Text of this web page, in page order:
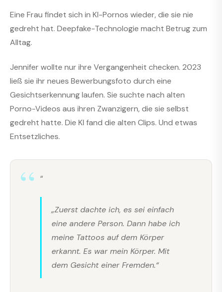
Eine Frau findet sich in KI-Pornos wieder, die sie nie
gedreht hat. Deepfake-Technologie macht Betrug zum
Alltag.
Jennifer wollte nur ihre Vergangenheit checken. 2023
ließ sie ihr neues Bewerbungsfoto durch eine
Gesichtserkennung laufen. Sie suchte nach alten
Porno-Videos aus ihren Zwanzigern, die sie selbst
gedreht hatte. Die KI fand die alten Clips. Und etwas
Entsetzliches.
“
„Zuerst dachte ich, es sei einfach
eine andere Person. Dann habe ich
meine Tattoos auf dem Körper
erkannt. Es war mein Körper. Mit
dem Gesicht einer Fremden.“